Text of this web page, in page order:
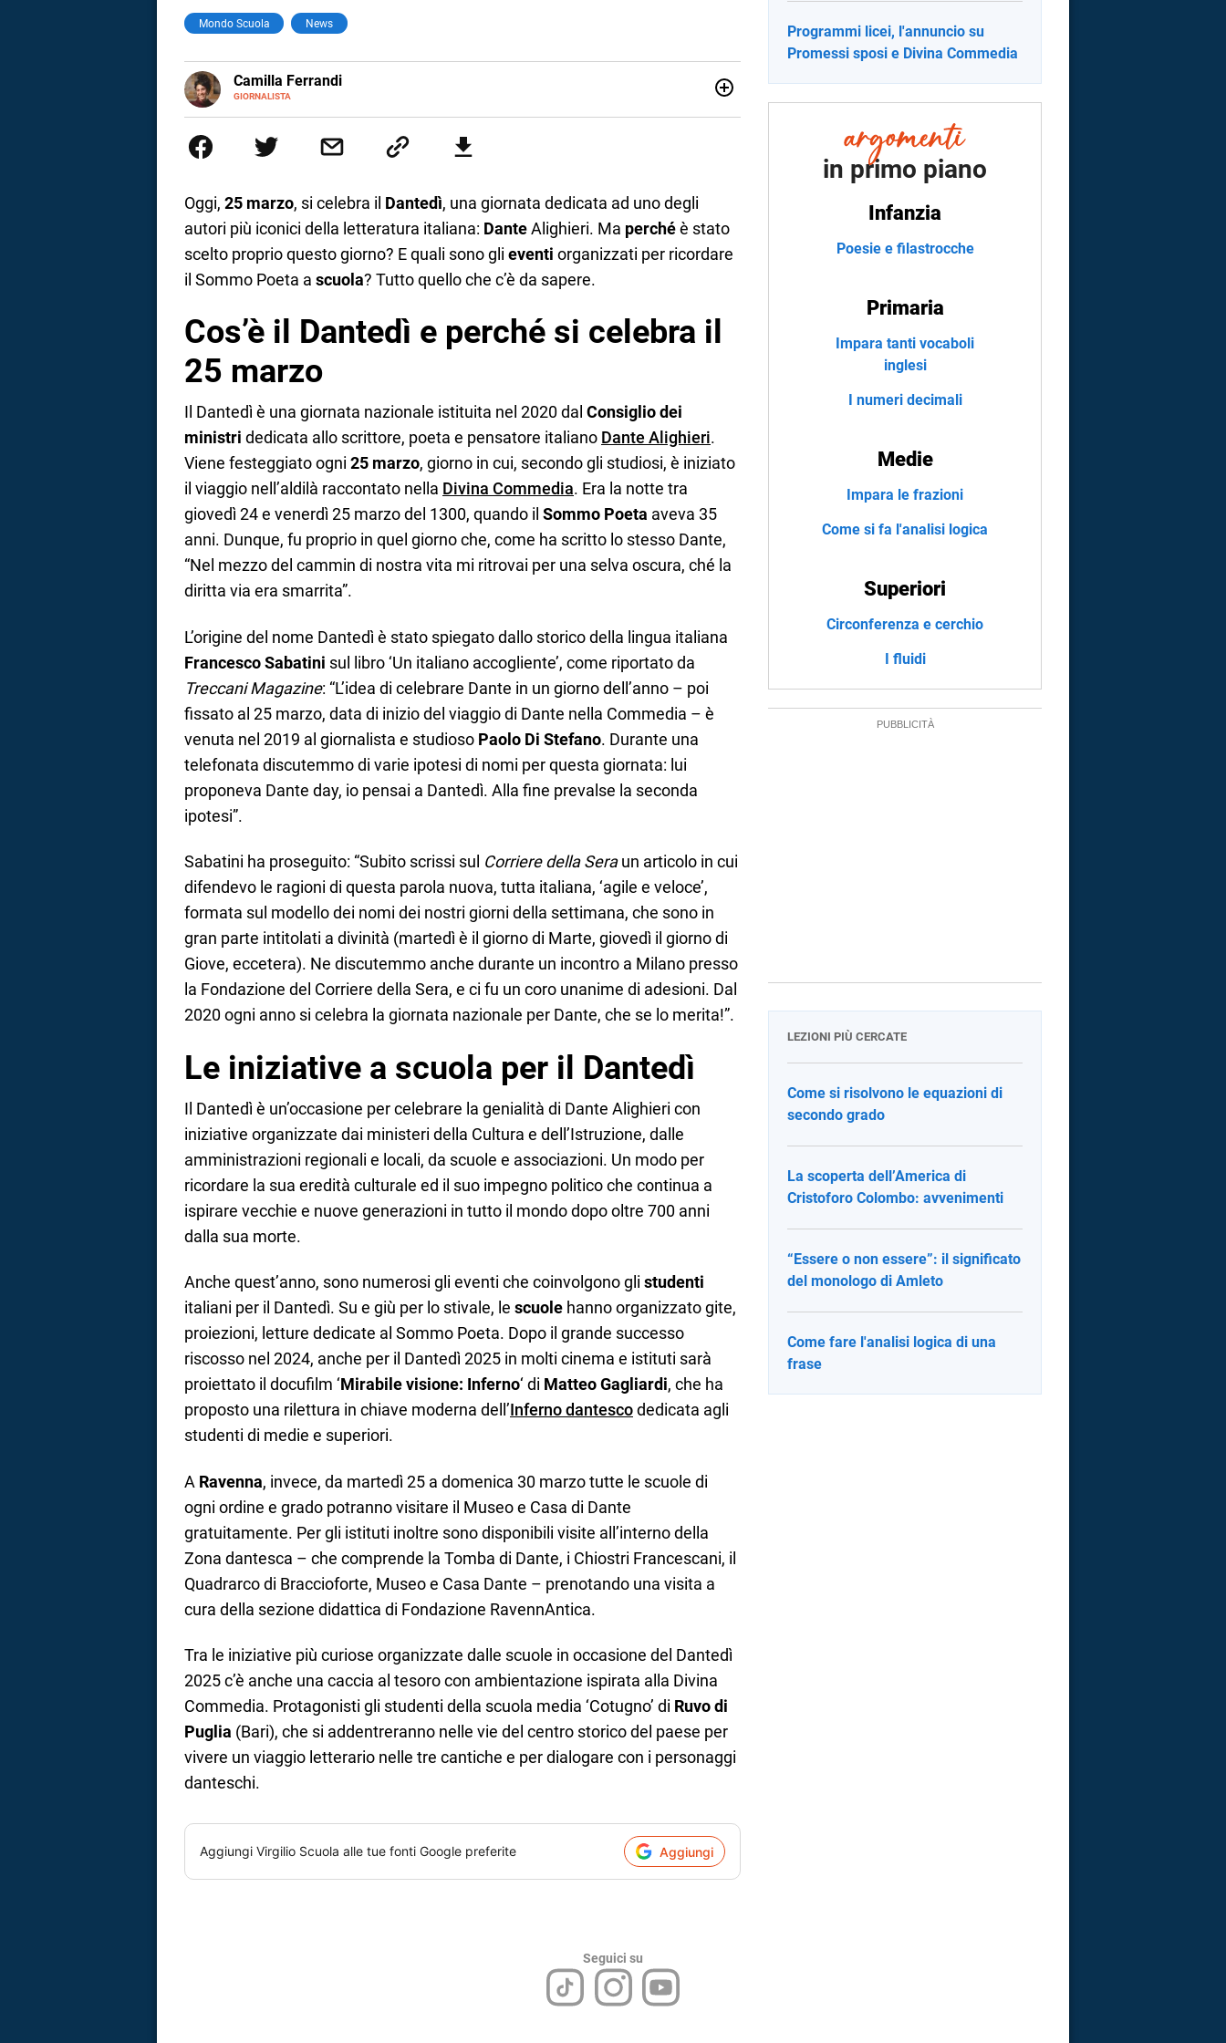
Mondo Scuola News
Camilla Ferrandi
GIORNALISTA
E-
MAIL
LINKEDIN
più fermata. L’attualità è il mio pane quotidiano, i libri la mia via per evadere e viaggiare con
la mente.
Oggi, 25 marzo, si celebra il Dantedì, una giornata dedicata ad uno degli
autori più iconici della letteratura italiana: DanteAlighieri. Ma perchéè stato
scelto proprio questo giorno? E quali sono gli eventi organizzati per ricordare
il Sommo Poeta a scuola? Tutto quello che c’è da sapere.
Cos’è il Dantedì e perché si celebra il
25 marzo
Il Dantedì è una giornata nazionale istituita nel 2020 dal Consiglio dei
ministri dedicata allo scrittore, poeta e pensatore italiano Dante Alighieri.
Viene festeggiato ogni 25 marzo, giorno in cui, secondo gli studiosi, è iniziato
il viaggio nell’aldilà raccontato nella Divina Commedia. Era la notte tra
giovedì 24 e venerdì 25 marzo del 1300, quando il Sommo Poeta aveva 35
anni. Dunque, fu proprio in quel giorno che, come ha scritto lo stesso Dante,
“Nel mezzo del cammin di nostra vita mi ritrovai per una selva oscura, ché la
diritta via era smarrita”.
L’origine del nome Dantedì è stato spiegato dallo storico della lingua italiana
Francesco Sabatini sul libro ‘Un italiano accogliente’, come riportato da
Treccani Magazine: “L’idea di celebrare Dante in un giorno dell’anno – poi
fissato al 25 marzo, data di inizio del viaggio di Dante nella Commedia – è
venuta nel 2019 al giornalista e studioso Paolo Di Stefano. Durante una
telefonata discutemmo di varie ipotesi di nomi per questa giornata: lui
proponeva Dante day, io pensai a Dantedì. Alla fine prevalse la seconda
ipotesi”.
Sabatini ha proseguito: “Subito scrissi sul Corriere della Seraun articolo in cui
difendevo le ragioni di questa parola nuova, tutta italiana, ‘agile e veloce’,
formata sul modello dei nomi dei nostri giorni della settimana, che sono in
gran parte intitolati a divinità (martedì è il giorno di Marte, giovedì il giorno di
Giove, eccetera). Ne discutemmo anche durante un incontro a Milano presso
la Fondazione del Corriere della Sera, e ci fu un coro unanime di adesioni. Dal
2020 ogni anno si celebra la giornata nazionale per Dante, che se lo merita!”.
Le iniziative a scuola per il Dantedì
Il Dantedì è un’occasione per celebrare la genialità di Dante Alighieri con
iniziative organizzate dai ministeri della Cultura e dell’Istruzione, dalle
amministrazioni regionali e locali, da scuole e associazioni. Un modo per
ricordare la sua eredità culturale ed il suo impegno politico che continua a
ispirare vecchie e nuove generazioni in tutto il mondo dopo oltre 700 anni
dalla sua morte.
Anche quest’anno, sono numerosi gli eventi che coinvolgono gli studenti
italiani per il Dantedì. Su e giù per lo stivale, le scuole hanno organizzato gite,
proiezioni, letture dedicate al Sommo Poeta. Dopo il grande successo
riscosso nel 2024, anche per il Dantedì 2025 in molti cinema e istituti sarà
proiettato il docufilm ‘Mirabile visione: Inferno‘ di Matteo Gagliardi, che ha
proposto una rilettura in chiave moderna dell’Inferno dantescodedicata agli
studenti di medie e superiori.
A Ravenna, invece, da martedì 25 a domenica 30 marzo tutte le scuole di
ogni ordine e grado potranno visitare il Museo e Casa di Dante
gratuitamente. Per gli istituti inoltre sono disponibili visite all’interno della
Zona dantesca – che comprende la Tomba di Dante, i Chiostri Francescani, il
Quadrarco di Braccioforte, Museo e Casa Dante – prenotando una visita a
cura della sezione didattica di Fondazione RavennAntica.
Tra le iniziative più curiose organizzate dalle scuole in occasione del Dantedì
2025 c’è anche una caccia al tesoro con ambientazione ispirata alla Divina
Commedia. Protagonisti gli studenti della scuola media ‘Cotugno’ di Ruvo di
Puglia (Bari), che si addentreranno nelle vie del centro storico del paese per
vivere un viaggio letterario nelle tre cantiche e per dialogare con i personaggi
danteschi.
Aggiungi Virgilio Scuola alle tue fonti Google preferite Aggiungi
Programmi licei, l'annuncio su
Promessi sposi e Divina Commedia
in primo piano
Infanzia
Poesie e filastrocche
Primaria
Impara tanti vocaboli
inglesi
I numeri decimali
Medie
Impara le frazioni
Come si fa l'analisi logica
Superiori
Circonferenza e cerchio
I fluidi
LEZIONI PIÙ CERCATE
Come si risolvono le equazioni di
secondo grado
La scoperta dell’America di
Cristoforo Colombo: avvenimenti
“Essere o non essere”: il significato
del monologo di Amleto
Come fare l'analisi logica di una
frase
Seguici su